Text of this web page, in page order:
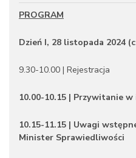
PROGRAM
Dzień I, 28 listopada 2024
9.30-10.00 | Rejestracja
10.00-10.15 | Przywitanie
10.15-11.15 | Uwagi
Minister Sprawiedliwości